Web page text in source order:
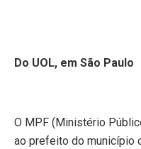
Do UOL, em São Paulo
O MPF (Ministério
ao prefeito do município